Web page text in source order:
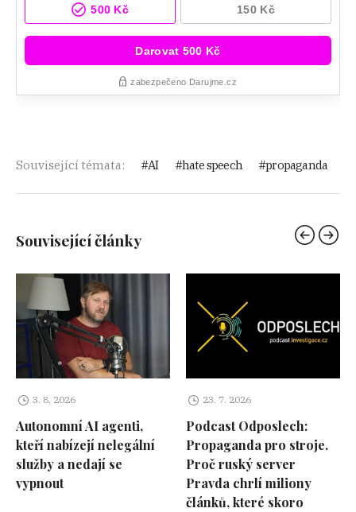
Související témata: AI hate speech propaganda
Související články
3. 8. 2026
Autonomní AI agenti,
kteří nabízejí nelegální
služby a nedají se
vypnout
23. 7. 2026
Podcast Odposlech:
Propaganda pro stroje.
Proč ruský server
Pravda chrlí miliony
článků, které skoro